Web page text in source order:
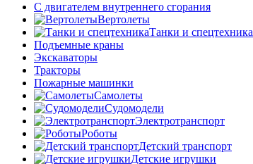
С двигателем внутреннего сгорания
Вертолеты
Танки и спецтехника
Подъемные краны
Экскаваторы
Тракторы
Пожарные машинки
Самолеты
Судомодели
Электротранспорт
Роботы
Детский транспорт
Детские игрушки